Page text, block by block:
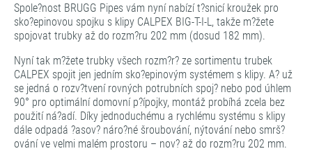
Spole?nost BRUGG Pipes vám nyní nabízí t?snicí kroužek pro
sko?epinovou spojku s klipy CALPEX BIG-T-I-L, takže m?žete
spojovat trubky až do rozm?ru 202 mm (dosud 182 mm).
Nyní tak m?žete trubky všech rozm?r? ze sortimentu trubek
CALPEX spojit jen jedním sko?epinovým systémem s klipy. A? už
se jedná o rozv?tvení rovných potrubních spoj? nebo pod úhlem
90° pro optimální domovní p?ípojky, montáž probíhá zcela bez
použití ná?adí. Díky jednoduchému a rychlému systému s klipy
dále odpadá ?asov? náro?né šroubování, nýtování nebo smrš?
ování ve velmi malém prostoru – nov? až do rozm?ru 202 mm.